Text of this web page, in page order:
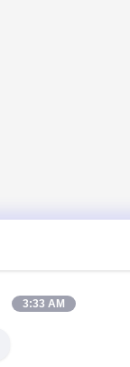
3:33 AM